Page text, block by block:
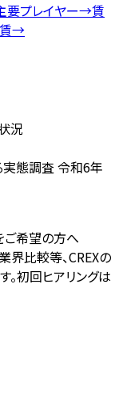
プレイヤー→賃
→
況
態調査 令和6年
ご希望の方へ
界比較等、CREXの
初回ヒアリングは